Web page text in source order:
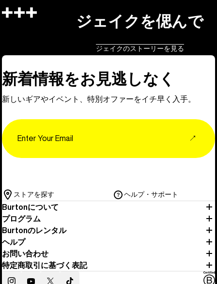
ジェイクを偲んで
ジェイクのストーリーを見る
新着情報をお見逃しなく
新しいギアやイベント、特別オファーをイチ早く入手。
↗
ストアを探す ヘルプ・サポート
Burtonについて
プログラム
Burtonのレンタル
ヘルプ
お問い合わせ
特定商取引に基づく表記